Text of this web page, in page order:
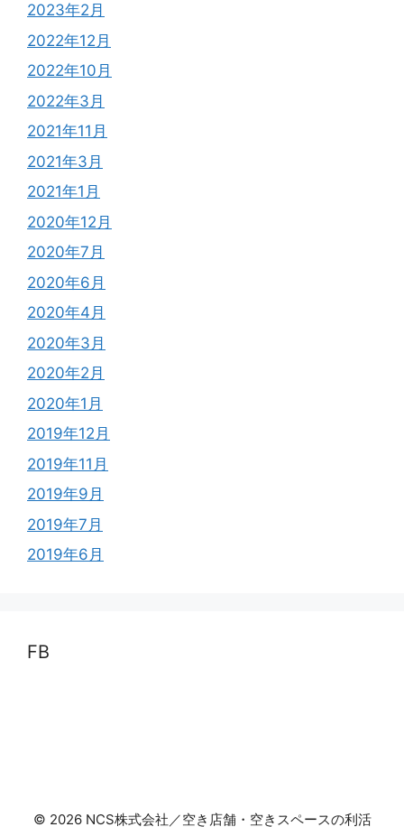
2023年2月
2022年12月
2022年10月
2022年3月
2021年11月
2021年3月
2021年1月
2020年12月
2020年7月
2020年6月
2020年4月
2020年3月
2020年2月
2020年1月
2019年12月
2019年11月
2019年9月
2019年7月
2019年6月
FB
© 2026 NCS株式会社／空き店舗・空きスペースの利活